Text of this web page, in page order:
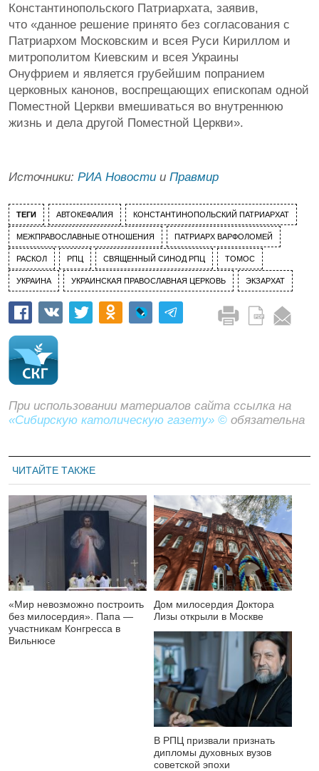
Константинопольского Патриархата, заявив,
что «данное решение принято без согласования с
Патриархом Московским и всея Руси Кириллом и
митрополитом Киевским и всея Украины
Онуфрием и является грубейшим попранием
церковных канонов, воспрещающих епископам одной
Поместной Церкви вмешиваться во внутреннюю
жизнь и дела другой Поместной Церкви».
Источники: РИА Новости и Правмир
ТЕГИ АВТОКЕФАЛИЯ КОНСТАНТИНОПОЛЬСКИЙ ПАТРИАРХАТ
МЕЖПРАВОСЛАВНЫЕ ОТНОШЕНИЯ ПАТРИАРХ ВАРФОЛОМЕЙ
РАСКОЛ РПЦ СВЯЩЕННЫЙ СИНОД РПЦ ТОМОС
УКРАИНА УКРАИНСКАЯ ПРАВОСЛАВНАЯ ЦЕРКОВЬ ЭКЗАРХАТ
При использовании материалов сайта ссылка на
«Сибирскую католическую газету» © обязательна
ЧИТАЙТЕ ТАКЖЕ
«Мир невозможно построить
без милосердия». Папа —
участникам Конгресса в
Вильнюсе
Дом милосердия Доктора
Лизы открыли в Москве
В РПЦ призвали признать
дипломы духовных вузов
советской эпохи